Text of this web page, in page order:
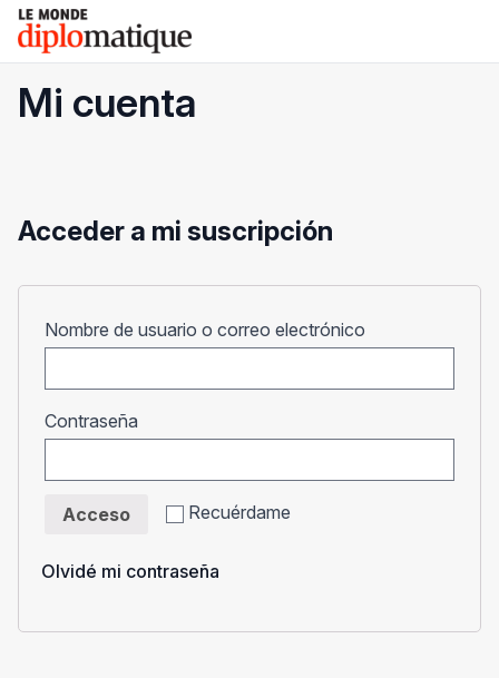
Skip
content
Le monde diplomatique
Mi cuenta
Acceder a mi suscripción
Nombre de usuario o correo electrónico
Contraseña
Recuérdame
Acceso
Olvidé mi contraseña